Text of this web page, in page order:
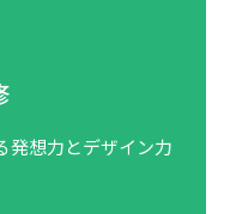
発想力とデザイン力